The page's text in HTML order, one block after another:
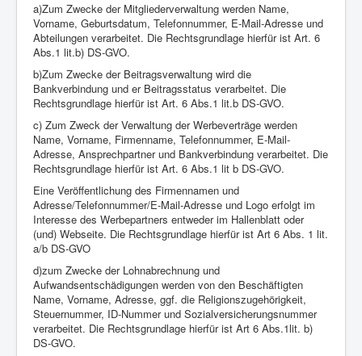
a)Zum Zwecke der Mitgliederverwaltung werden Name,
Vorname, Geburtsdatum, Telefonnummer, E-Mail-Adresse und
Abteilungen verarbeitet. Die Rechtsgrundlage hierfür ist Art. 6
Abs.1 lit.b) DS-GVO.
b)Zum Zwecke der Beitragsverwaltung wird die
Bankverbindung und er Beitragsstatus verarbeitet. Die
Rechtsgrundlage hierfür ist Art. 6 Abs.1 lit.b DS-GVO.
c) Zum Zweck der Verwaltung der Werbeverträge werden
Name, Vorname, Firmenname, Telefonnummer, E-Mail-
Adresse, Ansprechpartner und Bankverbindung verarbeitet. Die
Rechtsgrundlage hierfür ist Art. 6 Abs.1 lit b DS-GVO.
Eine Veröffentlichung des Firmennamen und
Adresse/Telefonnummer/E-Mail-Adresse und Logo erfolgt im
Interesse des Werbepartners entweder im Hallenblatt oder
(und) Webseite. Die Rechtsgrundlage hierfür ist Art 6 Abs. 1 lit.
a/b DS-GVO
d)zum Zwecke der Lohnabrechnung und
Aufwandsentschädigungen werden von den Beschäftigten
Name, Vorname, Adresse, ggf. die Religionszugehörigkeit,
Steuernummer, ID-Nummer und Sozialversicherungsnummer
verarbeitet. Die Rechtsgrundlage hierfür ist Art 6 Abs.1lit. b)
DS-GVO.